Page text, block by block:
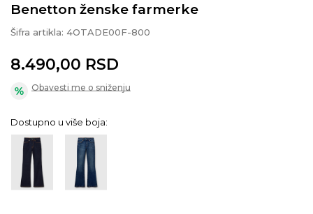
Benetton ženske farmerke
Šifra artikla: 4OTADE00F-800
8.490,00 RSD
Obavesti me o sniženju
Dostupno u više boja: